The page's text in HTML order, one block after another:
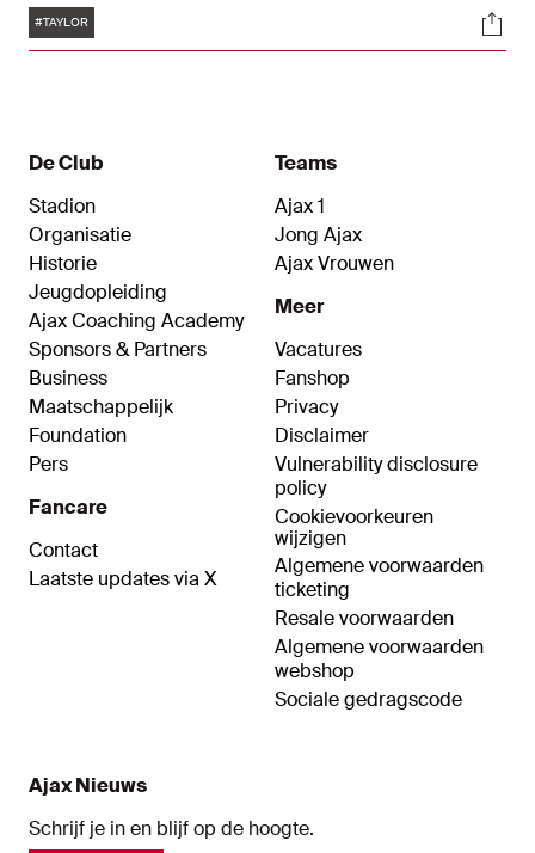
handtekening verscheen Taylor voor de camera.
Tags
#TAYLOR
De Club
Stadion
Organisatie
Historie
Jeugdopleiding
Ajax Coaching Academy
Sponsors & Partners
Business
Maatschappelijk
Foundation
Pers
Fancare
Contact
Laatste updates via X
Teams
Ajax 1
Jong Ajax
Ajax Vrouwen
Meer
Vacatures
Fanshop
Privacy
Disclaimer
Vulnerability disclosure
policy
Cookievoorkeuren
wijzigen
Algemene voorwaarden
ticketing
Resale voorwaarden
Algemene voorwaarden
webshop
Sociale gedragscode
Ajax Nieuws
Schrijf je in en blijf op de hoogte.